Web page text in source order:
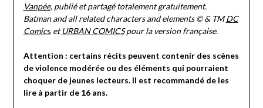
Vanpée, publié et partagé totalement gratuitement.
Batman and all related characters and elements © & TMDC
Comics etURBAN COMICSpour la version française.
Attention : certains récits peuvent contenir des scènes
de violence modérée ou des éléments qui pourraient
choquer de jeunes lecteurs. Il est recommandé de les
lire à partir de 16 ans.